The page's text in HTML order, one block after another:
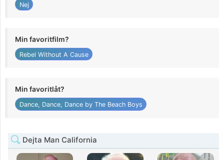
Nej
Min favoritfilm?
Rebel Without A Cause
Min favoritlåt?
Dance, Dance, Dance by The Beach Boys
Dejta Man California